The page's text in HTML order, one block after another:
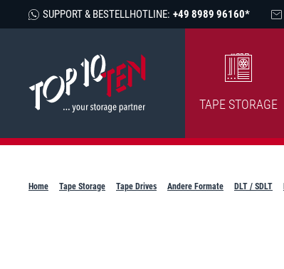
SUPPORT & BESTELLHOTLINE: +49 8989 96160*
TAPE STORAGE
Home Tape Storage Tape Drives Andere Formate DLT / SDLT